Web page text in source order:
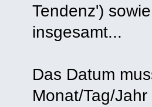
Tendenz')
insgesamt...
Das Datum
Monat/Tag/